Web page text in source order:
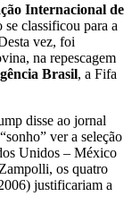
Internacional de
se classificou para a
vez, foi
na repescagem
Brasil, a Fifa
disse ao jornal
ver a seleção
Unidos – México
os quatro
justificariam a